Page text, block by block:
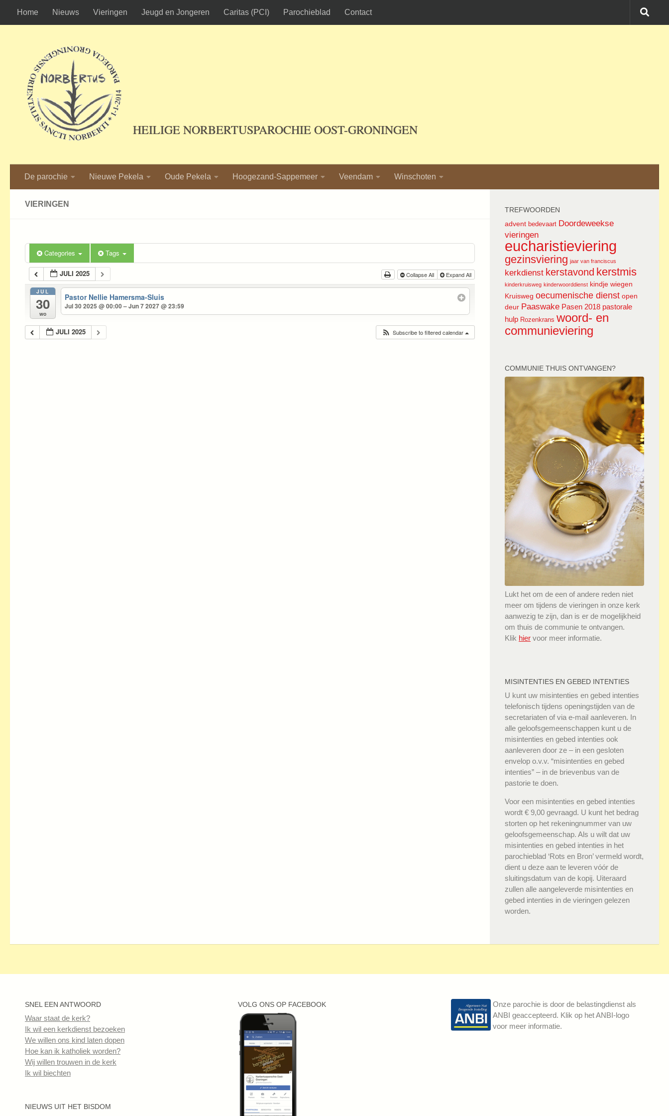
Ga naar de inhoud
Home Nieuws Vieringen Jeugd en Jongeren Caritas (PCI) Parochieblad Contact
HEILIGE NORBERTUSPAROCHIE OOST-GRONINGEN
De parochie Nieuwe Pekela Oude Pekela Hoogezand-Sappemeer Veendam Winschoten
VIERINGEN
Categories Tags
JULI 2025 Collapse All Expand All
JUL
30
wo
Pastor Nellie Hamersma-Sluis
Jul 30 2025 @ 00:00 – Jun 7 2027 @ 23:59
JULI 2025 Subscribe to filtered calendar
TREFWOORDEN
advent bedevaart Doordeweekse
vieringen
eucharistieviering
gezinsviering jaar van franciscus
kerkdienst kerstavond kerstmis
kinderkruisweg kinderwoorddienst kindje wiegen
Kruisweg oecumenische dienst open
deur Paaswake Pasen 2018 pastorale
hulp Rozenkrans woord- en
communieviering
COMMUNIE THUIS ONTVANGEN?
Lukt het om de een of andere reden niet
meer om tijdens de vieringen in onze kerk
aanwezig te zijn, dan is er de mogelijkheid
om thuis de communie te ontvangen.
Klik hier voor meer informatie.
MISINTENTIES EN GEBED INTENTIES
U kunt uw misintenties en gebed intenties
telefonisch tijdens openingstijden van de
secretariaten of via e-mail aanleveren. In
alle geloofsgemeenschappen kunt u de
misintenties en gebed intenties ook
aanleveren door ze – in een gesloten
envelop o.v.v. “misintenties en gebed
intenties” – in de brievenbus van de
pastorie te doen.
Voor een misintenties en gebed intenties
wordt € 9,00 gevraagd. U kunt het bedrag
storten op het rekeningnummer van uw
geloofsgemeenschap. Als u wilt dat uw
misintenties en gebed intenties in het
parochieblad ‘Rots en Bron’ vermeld wordt,
dient u deze aan te leveren vóór de
sluitingsdatum van de kopij. Uiteraard
zullen alle aangeleverde misintenties en
gebed intenties in de vieringen gelezen
worden.
SNEL EEN ANTWOORD
Waar staat de kerk?
Ik wil een kerkdienst bezoeken
We willen ons kind laten dopen
Hoe kan ik katholiek worden?
Wij willen trouwen in de kerk
Ik wil biechten
NIEUWS UIT HET BISDOM
VOLG ONS OP FACEBOOK
Onze parochie is door de belastingdienst als
ANBI geaccepteerd. Klik op het ANBI-logo
voor meer informatie.